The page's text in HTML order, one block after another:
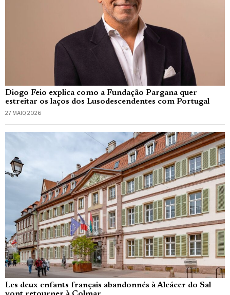
Diogo Feio explica como a Fundação Pargana quer
estreitar os laços dos Lusodescendentes com Portugal
27 MAIO, 2026
Les deux enfants français abandonnés à Alcácer do Sal